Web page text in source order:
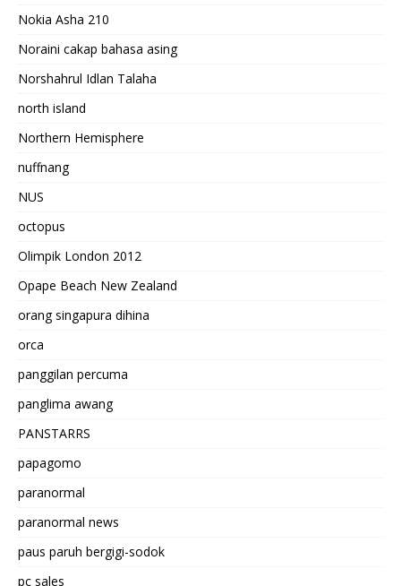
Nokia Asha 210
Noraini cakap bahasa asing
Norshahrul Idlan Talaha
north island
Northern Hemisphere
nuffnang
NUS
octopus
Olimpik London 2012
Opape Beach New Zealand
orang singapura dihina
orca
panggilan percuma
panglima awang
PANSTARRS
papagomo
paranormal
paranormal news
paus paruh bergigi-sodok
pc sales